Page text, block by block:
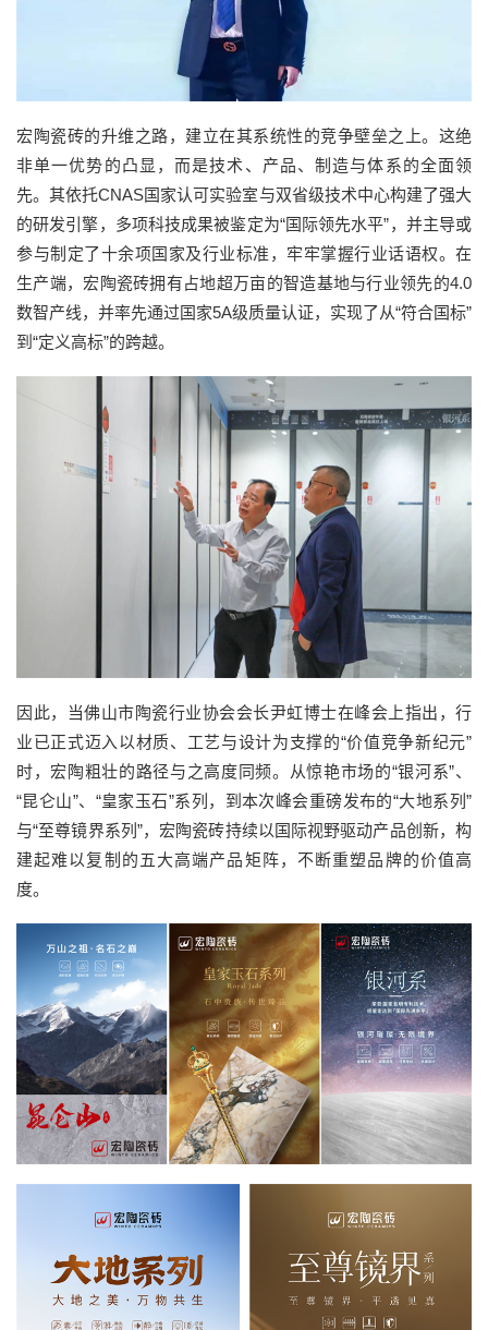
宏陶瓷砖的升维之路，建立在其系统性的竞争壁垒之上。这绝
非单一优势的凸显，而是技术、产品、制造与体系的全面领
先。其依托CNAS国家认可实验室与双省级技术中心构建了强大
的研发引擎，多项科技成果被鉴定为“国际领先水平”，并主导或
参与制定了十余项国家及行业标准，牢牢掌握行业话语权。在
生产端，宏陶瓷砖拥有占地超万亩的智造基地与行业领先的4.0
数智产线，并率先通过国家5A级质量认证，实现了从“符合国标”
到“定义高标”的跨越。
因此，当佛山市陶瓷行业协会会长尹虹博士在峰会上指出，行
业已正式迈入以材质、工艺与设计为支撑的“价值竞争新纪元”
时，宏陶粗壮的路径与之高度同频。从惊艳市场的“银河系”、
“昆仑山”、“皇家玉石”系列，到本次峰会重磅发布的“大地系列”
与“至尊镜界系列”，宏陶瓷砖持续以国际视野驱动产品创新，构
建起难以复制的五大高端产品矩阵，不断重塑品牌的价值高
度。